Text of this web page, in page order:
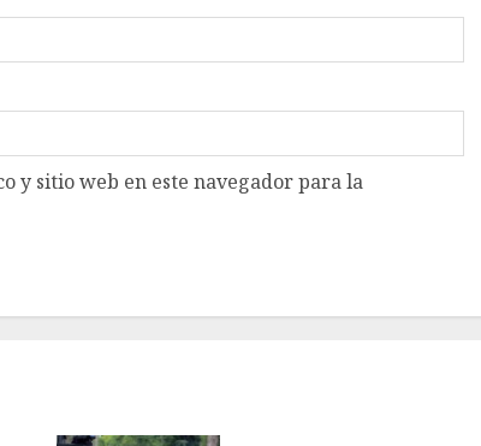
y sitio web en este navegador para la